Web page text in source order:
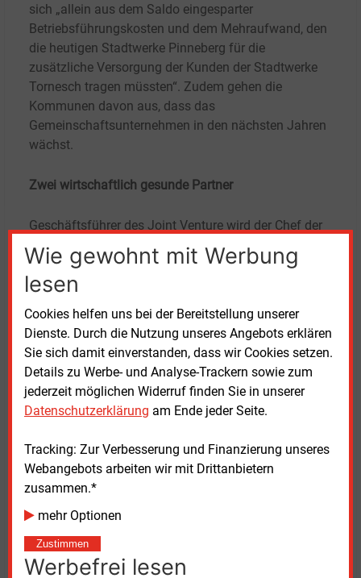
Wie gewohnt mit Werbung
lesen
Cookies helfen uns bei der Bereitstellung unserer
Dienste. Durch die Nutzung unseres Angebots erklären
Sie sich damit einverstanden, dass wir Cookies setzen.
Details zu Werbe- und Analyse-Trackern sowie zum
jederzeit möglichen Widerruf finden Sie in unserer
Datenschutzerklärung am Ende jeder Seite.
Tracking: Zur Verbesserung und Finanzierung unseres
Webangebots arbeiten wir mit Drittanbietern
zusammen.*
mehr Optionen
Zustimmen
Werbefrei lesen
sich „allein aus dem Saldo eingesparter
Betriebsführungskosten und dem Mehraufwand, den
die heutigen Stadtwerke Pinneberg für die
zusätzliche Versorgung der Kunden der Stadtwerke
Tornesch tragen müssten“. Zudem gehen die
Kommunen davon aus, dass das
Gemeinschaftsunternehmen in den nächsten Jahren
wächst.
Zwei wirtschaftlich gesunde Partner
Geschäftsführer des Joint Venture wird der Chef der
Stadtwerke Pinneberg, Thomas Behler. Er wird einem
elfköpfigen Aufsichtsrat berichten mit zwei
Mitgliedern aus Tornesch und sieben aus Pinneberg.
Die Stadtwerke Südholstein mit insgesamt
135 Mitarbeiterinnen und Mitarbeitern versorgen eine
Region mit 70.000 Einwohnern. Der Stromabsatz in
der Region liegt nach Unternehmensangaben bei
100 Millionen kWh, der Gasabsatz bei 400
1.100 Kilometern, das Gasverteilnetz etwa
530 Kilometer. Der Jahresumsatz der Stadtwerke
Südholstein wird auf circa 100
Beide Partner bringen wie sie betonen, schwarzen
Zahlen mit. Die Stadtwerke Pinneberg seien „ein
durch und durch gesundes Unternehmen“, so